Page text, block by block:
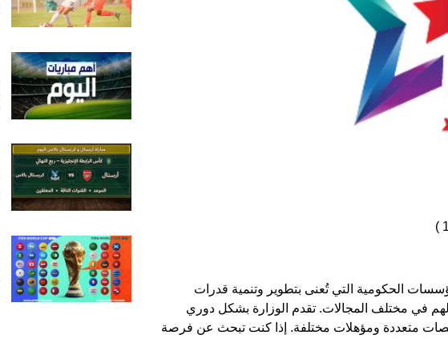
)
الحكومية التي تُعنى بتطوير وتنمية قدرات
في مختلف المجالات. تقدم الوزارة بشكل دوري
متعددة ومؤهلات مختلفة. إذا كنت تبحث عن فرصة